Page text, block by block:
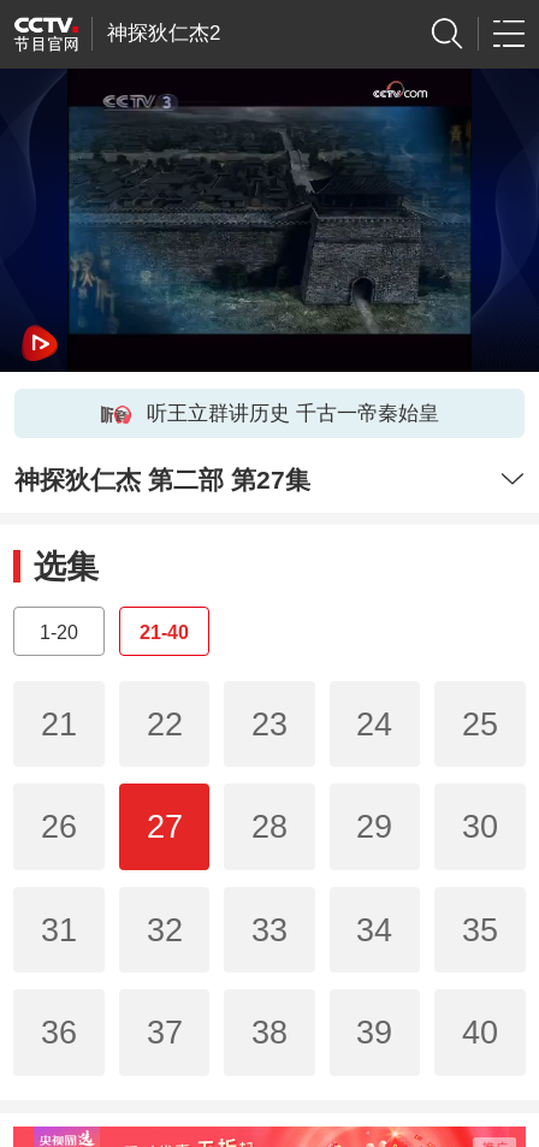
神探狄仁杰2
听王立群讲历史 千古一帝秦始皇
神探狄仁杰 第二部 第27集
选集
1-20 21-40
21 22 23 24 25
26 27 28 29 30
31 32 33 34 35
36 37 38 39 40